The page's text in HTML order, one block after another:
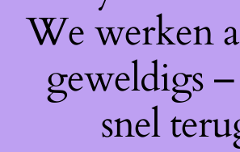
We werken
geweldigs
snel